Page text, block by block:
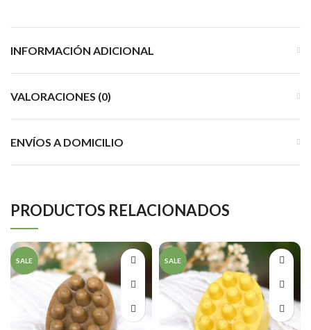
INFORMACIÓN ADICIONAL
VALORACIONES (0)
ENVÍOS A DOMICILIO
PRODUCTOS RELACIONADOS
SALE SALE